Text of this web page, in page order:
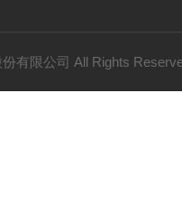
份有限公司 All Rights